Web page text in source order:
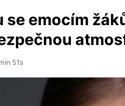
se emocím
51s